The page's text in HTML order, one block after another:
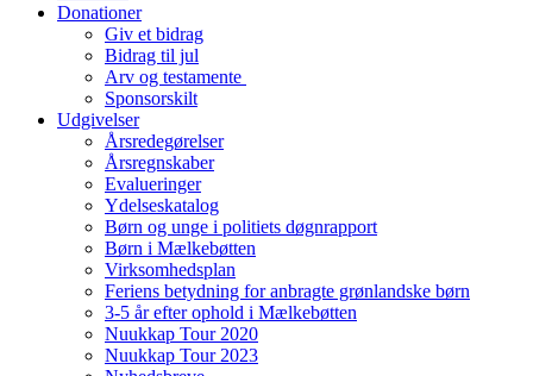
Donationer
Giv et bidrag
Bidrag til jul
Arv og testamente
Sponsorskilt
Udgivelser
Årsredegørelser
Årsregnskaber
Evalueringer
Ydelseskatalog
Børn og unge i politiets døgnrapport
Børn i Mælkebøtten
Virksomhedsplan
Feriens betydning for anbragte grønlandske børn
3-5 år efter ophold i Mælkebøtten
Nuukkap Tour 2020
Nuukkap Tour 2023